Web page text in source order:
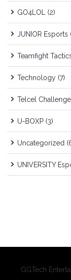
GO4LOL (2)
JUNIOR Esports
Teamfight
Technology (7)
Telcel
U-BOXP (3)
Uncategorized
UNIVERSITY
GGTech